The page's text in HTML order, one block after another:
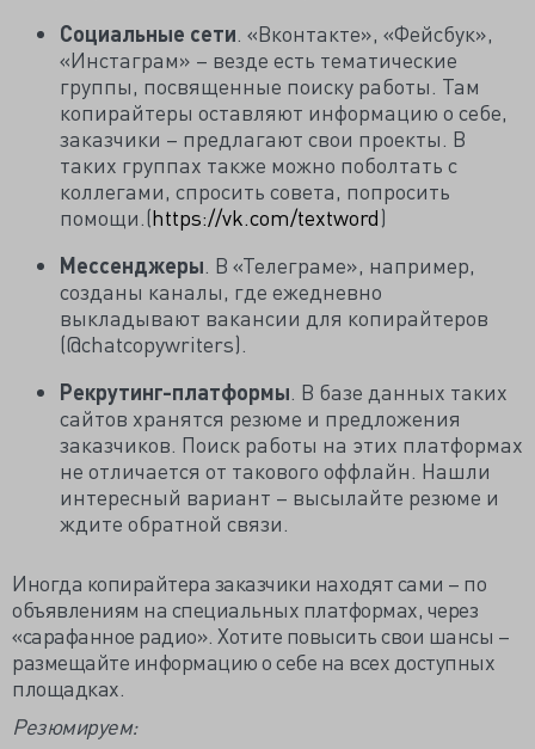
Социальные сети . «Вконтакте», «Фейсбук»,
«Инстаграм» – везде есть тематические
группы, посвященные поиску работы. Там
копирайтеры оставляют информацию о себе,
заказчики – предлагают свои проекты. В
таких группах также можно поболтать с
коллегами, спросить совета, попросить
помощи.(https://vk.com/textword)
Мессенджеры . В «Телеграме», например,
созданы каналы, где ежедневно
выкладывают вакансии для копирайтеров
(@chatcopywriters).
Рекрутинг-платформы . В базе данных таких
сайтов хранятся резюме и предложения
заказчиков. Поиск работы на этих платформах
не отличается от такового оффлайн. Нашли
интересный вариант – высылайте резюме и
ждите обратной связи.
Иногда копирайтера заказчики находят сами – по
объявлениям на специальных платформах, через
«сарафанное радио». Хотите повысить свои шансы –
размещайте информацию о себе на всех доступных
площадках.
Резюмируем: